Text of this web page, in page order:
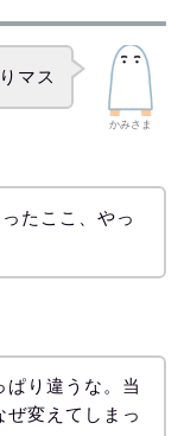
かみさま
マス
たここ、やっ
ぱり違うな。当
変えてしまっ